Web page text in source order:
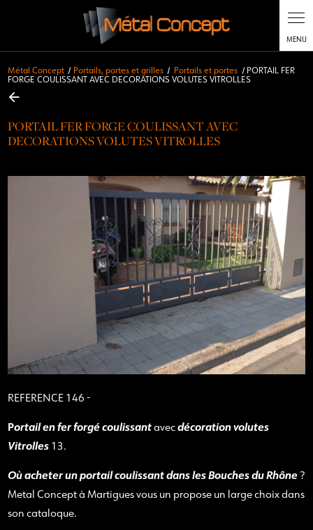
Métal Concept Portails, portes et grilles Portails et portes
PORTAIL FER
FORGE COULISSANT AVEC DECORATIONS VOLUTES VITROLLES
PORTAIL FER FORGE COULISSANT AVEC
DECORATIONS VOLUTES VITROLLES
REFERENCE 146 -
Portail en fer forgé coulissantavecdécoration volutes
Vitrolles 13.
Où acheter un portail coulissant dans les Bouches du Rhône ?
Metal Concept à Martigues vous un propose un large choix dans
son cataloque.